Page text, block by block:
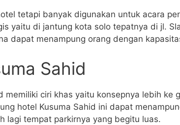
tetapi banyak digunakan untuk acara
yaitu di jantung kota solo tepatnya di jl.
dapat menampung orang dengan
Sahid
memiliki ciri khas yaitu konsepnya lebih ke
hotel Kusuma Sahid ini dapat
lagi tempat parkirnya yang begitu luas.